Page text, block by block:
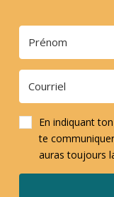
En indiquant
te
auras toujours